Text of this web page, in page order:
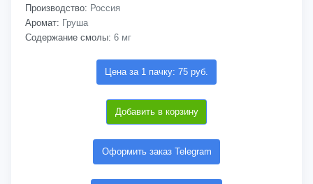
Производство: Россия
Аромат: Груша
Содержание смолы: 6 мг
Цена за 1 пачку: 75 руб.
Добавить в корзину
Оформить заказ Telegram